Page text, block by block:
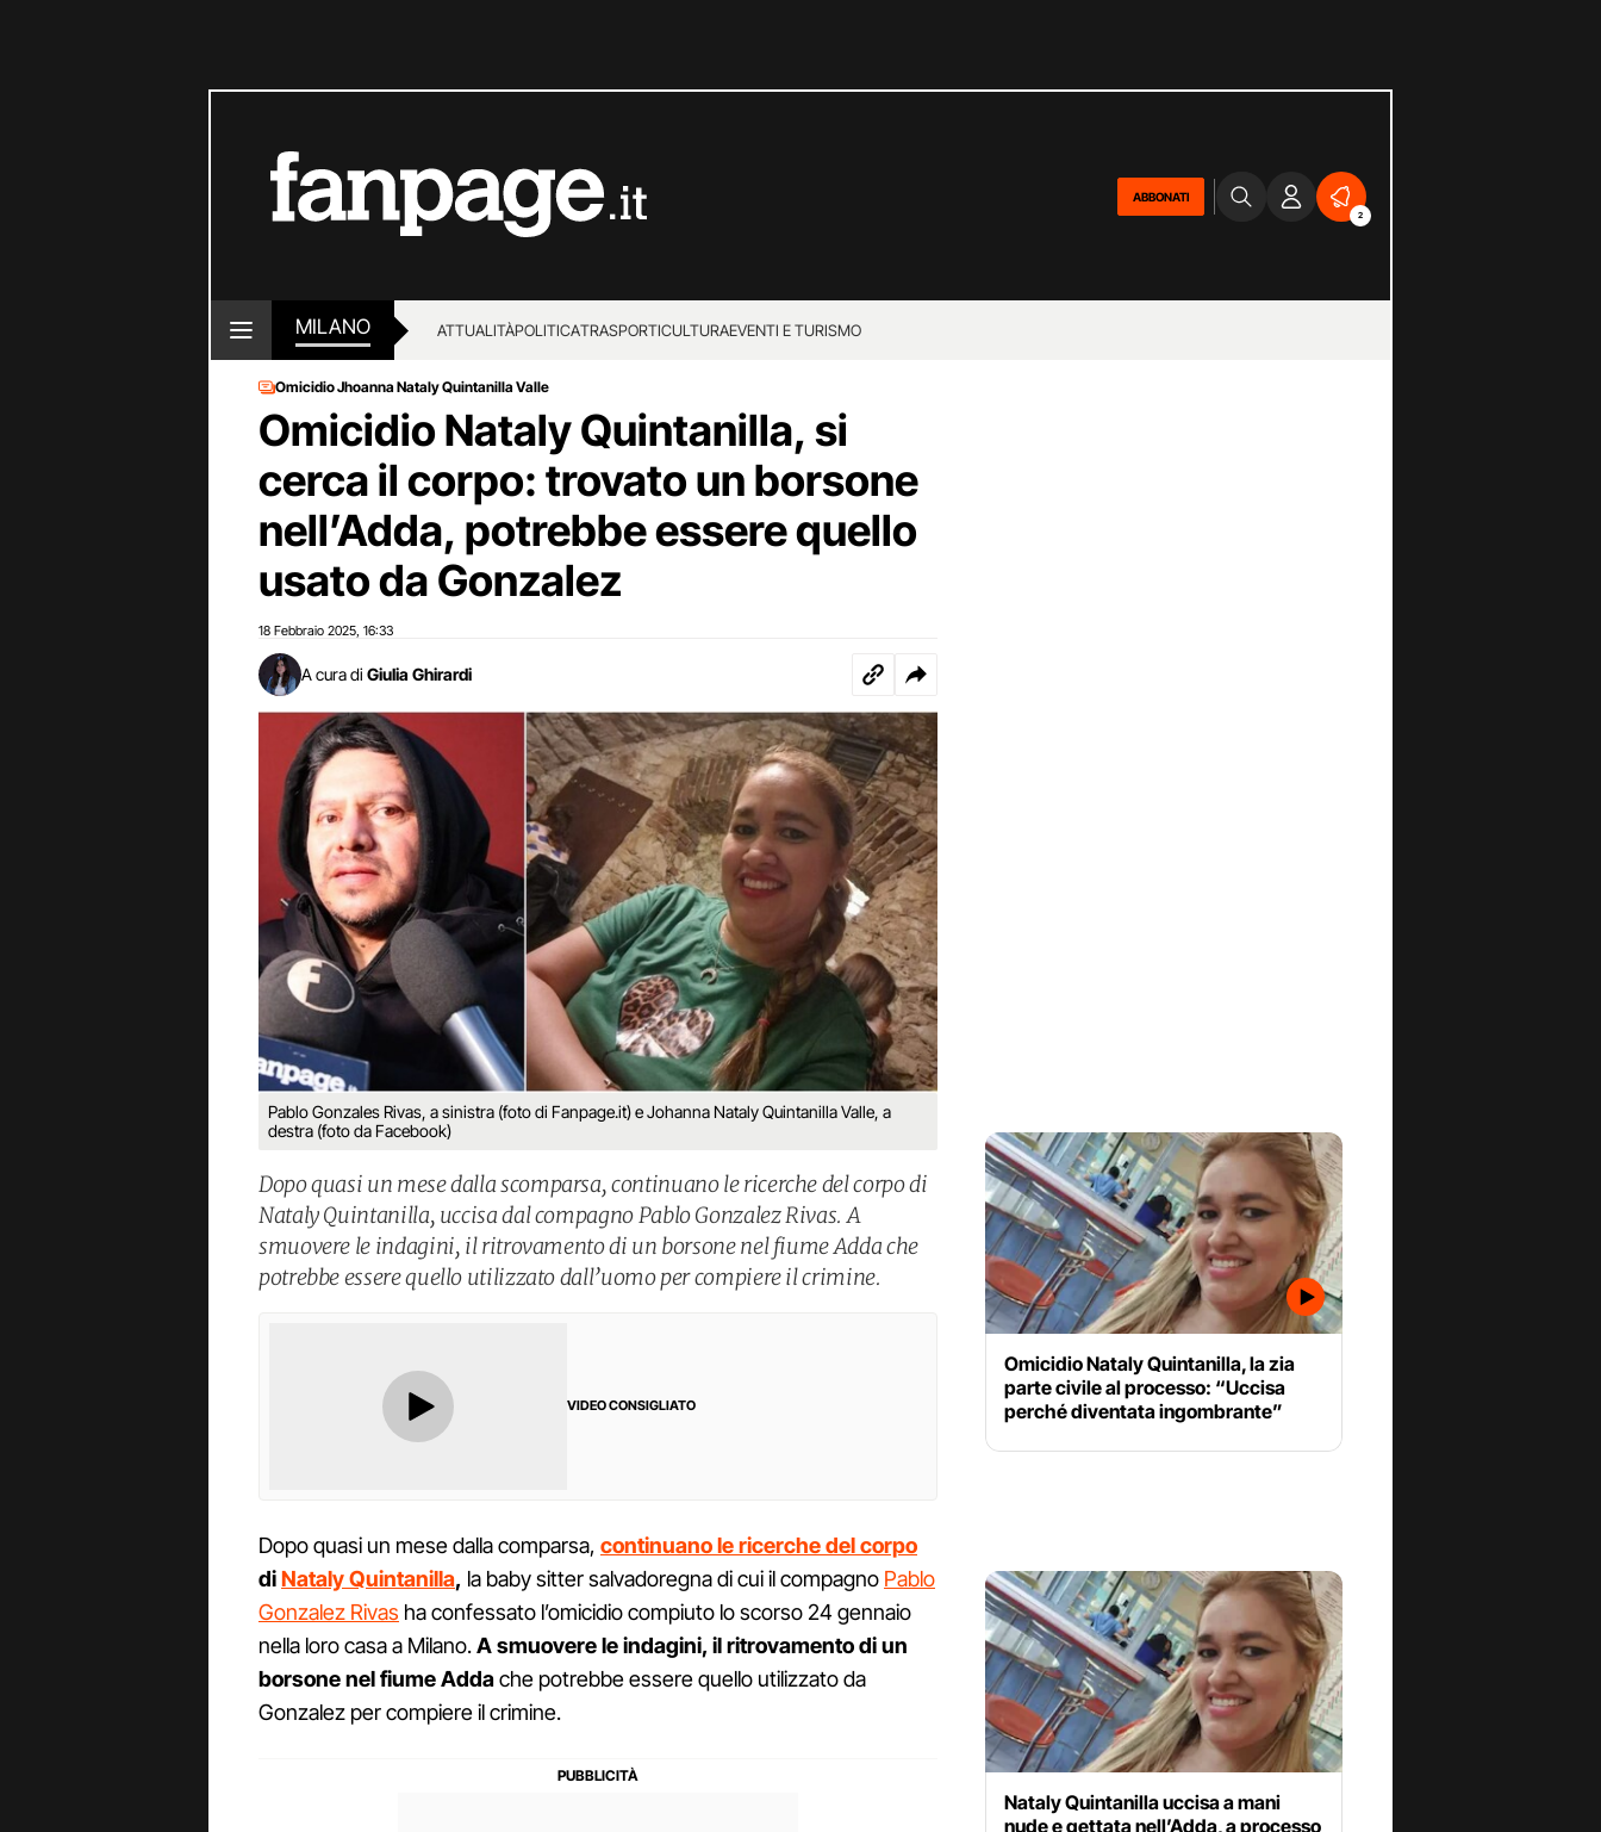
ABBONATI
2
MILANO ATTUALITÀPOLITICATRASPORTICULTURAEVENTI E TURISMO
Omicidio Jhoanna Nataly Quintanilla Valle
Omicidio Nataly Quintanilla, si
cerca il corpo: trovato un borsone
nell’Adda, potrebbe essere quello
usato da Gonzalez
18 Febbraio 2025 16:33
A cura di Giulia Ghirardi
Pablo Gonzales Rivas, a sinistra (foto di Fanpage.it) e Johanna Nataly Quintanilla Valle, a
destra (foto da Facebook)
Dopo quasi un mese dalla scomparsa, continuano le ricerche del corpo di
Nataly Quintanilla, uccisa dal compagno Pablo Gonzalez Rivas. A
smuovere le indagini, il ritrovamento di un borsone nel fiume Adda che
potrebbe essere quello utilizzato dall’uomo per compiere il crimine.
VIDEO CONSIGLIATO
Dopo quasi un mese dalla comparsa, continuano le ricerche del corpo
diNataly Quintanilla, la baby sitter salvadoregna di cui il compagno Pablo
Gonzalez Rivas ha confessato l’omicidio compiuto lo scorso 24 gennaio
nella loro casa a Milano.A smuovere le indagini, il ritrovamento di un
borsone nel fiume Addache potrebbe essere quello utilizzato da
Gonzalez per compiere il crimine.
Omicidio Nataly Quintanilla, la zia
parte civile al processo: “Uccisa
perché diventata ingombrante”
Nataly Quintanilla uccisa a mani
nude e gettata nell’Adda, a processo